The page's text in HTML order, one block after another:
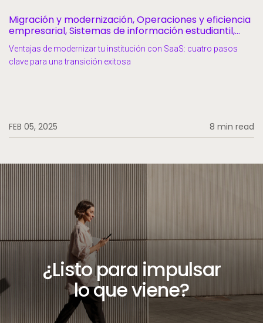
Migración y modernización, Operaciones y eficiencia
empresarial, Sistemas de información estudiantil,
Éxito y retención estudiantil
Ventajas de modernizar tu institución con SaaS: cuatro pasos
clave para una transición exitosa
FEB 05, 2025 8 min read
¿Listo para impulsar
lo que viene?